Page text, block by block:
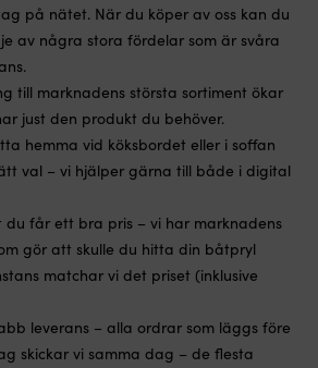
på nätet. När du köper av oss kan du
av några stora fördelar som är svåra
till marknadens största sortiment ökar
just den produkt du behöver.
hemma vid köksbordet eller i soffan
val – vi hjälper gärna till både i digital
får ett bra pris – vi har marknadens
gör att skulle du hitta din båtpryl
matchar vi det priset (inklusive
leverans – alla ordrar som läggs före
skickar vi samma dag – de flesta